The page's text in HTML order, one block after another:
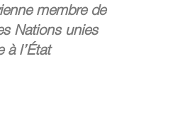
membre de
Nations unies
à l’État